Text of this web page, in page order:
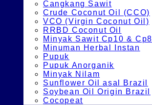
Cangkang Sawit
Crude Coconut Oil (CCO)
VCO (Virgin Coconut Oil)
RRBD Coconut Oil
Minyak Sawit Cp10 & Cp8
Minuman Herbal Instan
Pupuk
Pupuk Anorganik
Minyak Nilam
Sunflower Oil asal Brazil
Soybean Oil Origin Brazil
Cocopeat